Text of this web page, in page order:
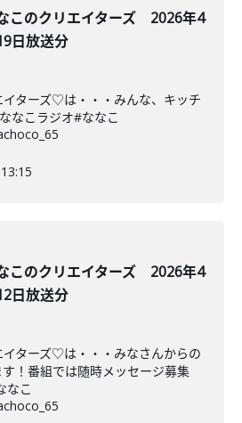
このクリエイターズ 2026年4
日放送分
ターズ♡は・・・みんな、キッチ
なこラジオ#ななこ
このクリエイターズ 2026年4
日放送分
ターズ♡は・・・みなさんからの
！番組では随時メッセージ募集
なこ